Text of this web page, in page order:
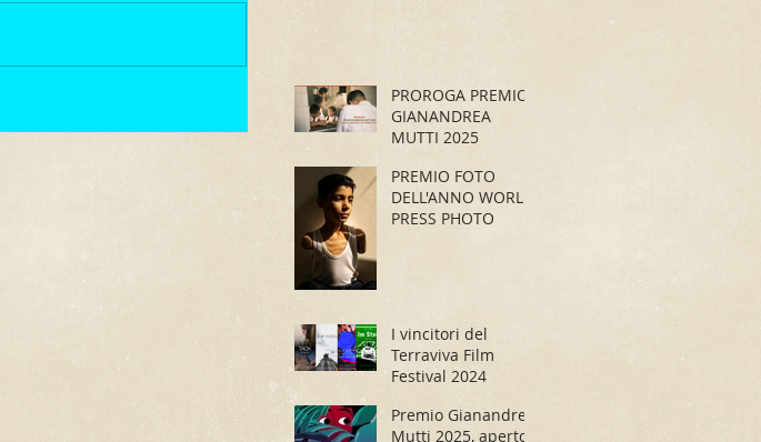
PROROGA PREMIO
GIANANDREA
MUTTI 2025
PREMIO FOTO
DELL'ANNO WORLD
PRESS PHOTO
I vincitori del
Terraviva Film
Festival 2024
Premio Gianandrea
Mutti 2025, aperto